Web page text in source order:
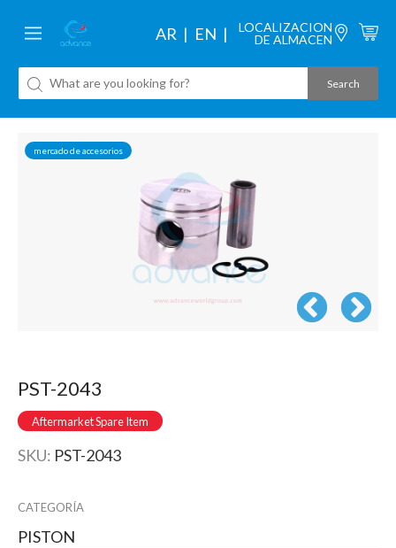
AR EN
LOCALIZACION
DE ALMACEN
mercado de accesorios
PST-2043
Aftermarket Spare Item
SKU: PST-2043
CATEGORÍA
PISTON